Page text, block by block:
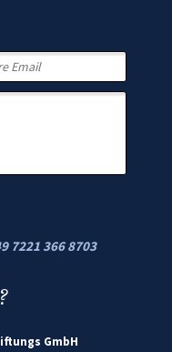
7221 366 8703
GmbH